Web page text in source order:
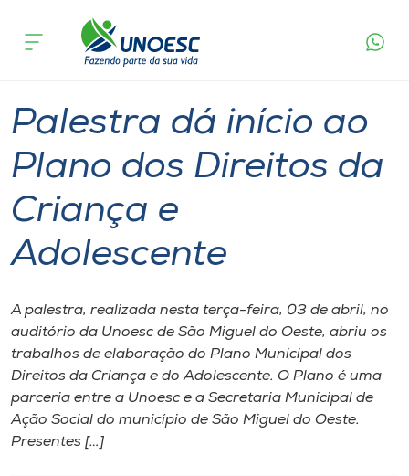
Cursos
Pesquisa
Atendimento ao Estudante
Portal de Ensino
A
Internacionalização
I.nova
acontece
Palestra dá início ao
Plano dos Direitos da
Criança e
Adolescente
A palestra, realizada nesta terça-feira, 03 de abril, no
auditório da Unoesc de São Miguel do Oeste, abriu os
trabalhos de elaboração do Plano Municipal dos
Direitos da Criança e do Adolescente. O Plano é uma
parceria entre a Unoesc e a Secretaria Municipal de
Ação Social do município de São Miguel do Oeste.
Presentes […]